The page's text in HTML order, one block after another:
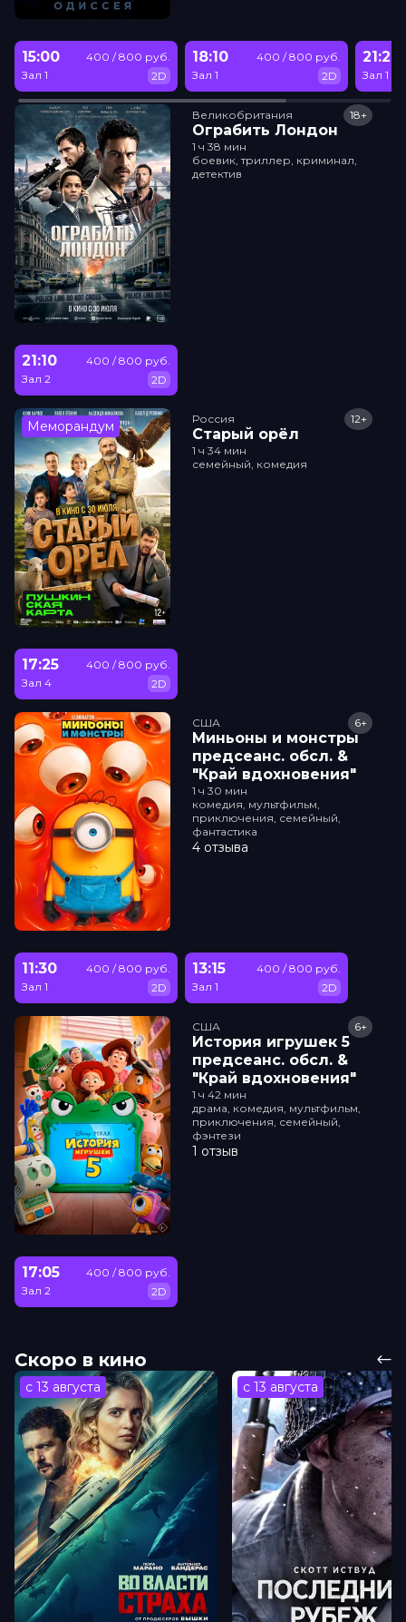
15:00
Зал 1
400 / 800 руб.
2D
18:10
Зал 1
400 / 800 руб.
2D
21:20
Зал 1
Великобритания
Ограбить Лондон
18+
1 ч 38 мин
боевик, триллер, криминал,
детектив
21:10
Зал 2
400 / 800 руб.
2D
Меморандум Россия
Старый орёл
12+
1 ч 34 мин
семейный, комедия
17:25
Зал 4
400 / 800 руб.
2D
США
Миньоны и монстры
прeдсeанc. обсл. &
"Край вдохновения"
6+
1 ч 30 мин
комедия, мультфильм,
приключения, семейный,
фантастика
4 отзыва
11:30
Зал 1
400 / 800 руб.
2D
13:15
Зал 1
400 / 800 руб.
2D
США
История игрушек 5
прeдсeанc. обсл. &
"Край вдохновения"
6+
1 ч 42 мин
драма, комедия, мультфильм,
приключения, семейный,
фэнтези
1 отзыв
17:05
Зал 2
400 / 800 руб.
2D
Скоро в кино
с 13 августа с 13 августа